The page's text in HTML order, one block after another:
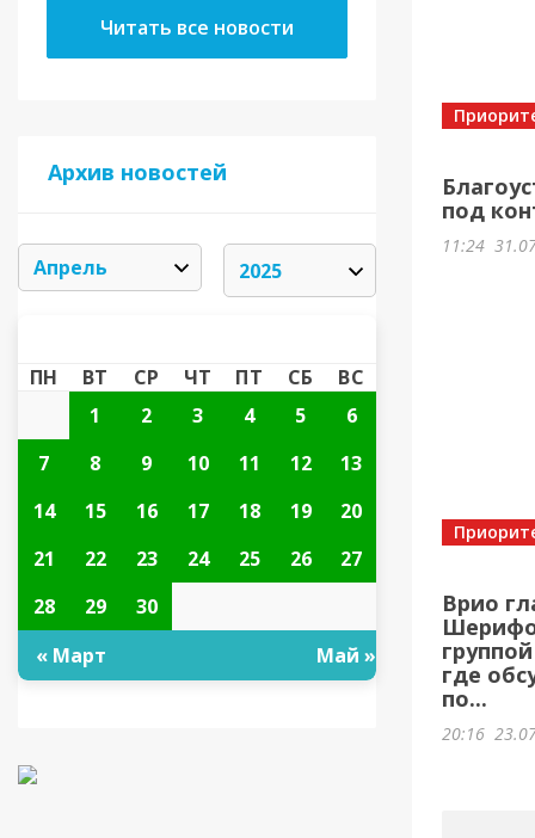
Читать все новости
Архив новостей
ПН ВТ СР ЧТ ПТ СБ
ВС
1
2 3 4 5
6
7
8 9 10 11 12
13
14
15 16 17 18 19
20
21
22 23 24 25 26
27
28
29
30
« Март
Май »
под
11:24
Врио
где
по...
20:16